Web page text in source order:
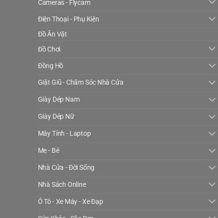
Cameras - Flycam
Điện Thoại - Phụ Kiện
Đồ Ăn Vặt
Đồ Chơi
Đồng Hồ
Giặt Giũ - Chăm Sóc Nhà Cửa
Giày Dép Nam
Giày Dép Nữ
Máy Tính - Laptop
Mẹ - Bé
Nhà Cửa - Đời Sống
Nhà Sách Online
Ô Tô - Xe Máy - Xe Đạp